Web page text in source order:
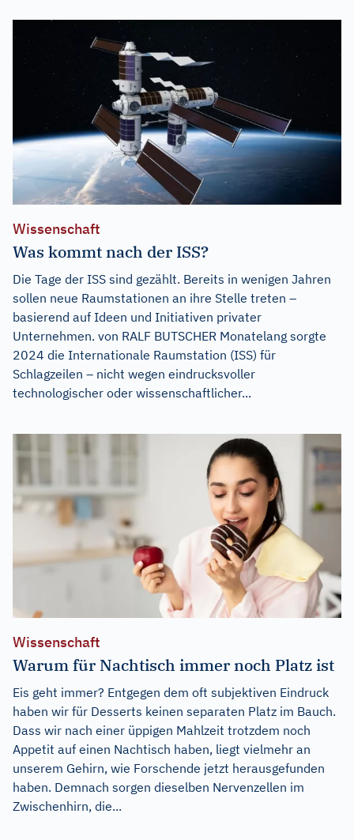
Wissenschaft
Was kommt nach der ISS?
Die Tage der ISS sind gezählt. Bereits in wenigen Jahren
sollen neue Raumstationen an ihre Stelle treten –
basierend auf Ideen und Initiativen privater
Unternehmen. von RALF BUTSCHER Monatelang sorgte
2024 die Internationale Raumstation (ISS) für
Schlagzeilen – nicht wegen eindrucksvoller
technologischer oder wissenschaftlicher...
Wissenschaft
Warum für Nachtisch immer noch Platz ist
Eis geht immer? Entgegen dem oft subjektiven Eindruck
haben wir für Desserts keinen separaten Platz im Bauch.
Dass wir nach einer üppigen Mahlzeit trotzdem noch
Appetit auf einen Nachtisch haben, liegt vielmehr an
unserem Gehirn, wie Forschende jetzt herausgefunden
haben. Demnach sorgen dieselben Nervenzellen im
Zwischenhirn, die...